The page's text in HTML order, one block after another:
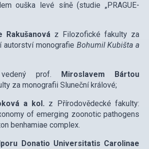
ouška levé síně (studie „PRAGUE-
Rakušanová z Filozofické fakulty za
autorství monografie Bohumil Kubišta a
prof. Miroslavem Bártou
za monografii Sluneční králové;
a kol. z Přírodovědecké fakulty:
of emerging zoonotic pathogens
benhamiae complex.
Donatio Universitatis Carolinae